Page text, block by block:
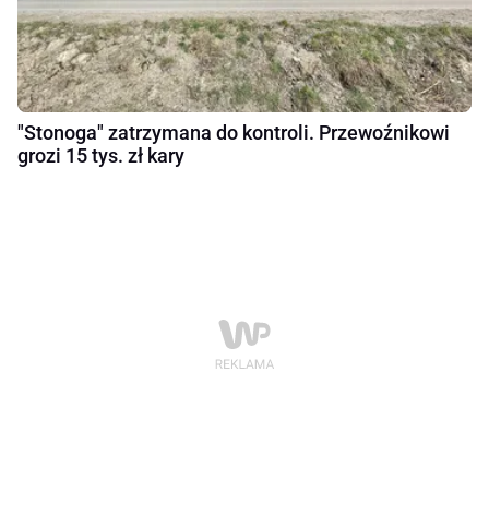
"Stonoga" zatrzymana do kontroli. Przewoźnikowi
grozi 15 tys. zł kary